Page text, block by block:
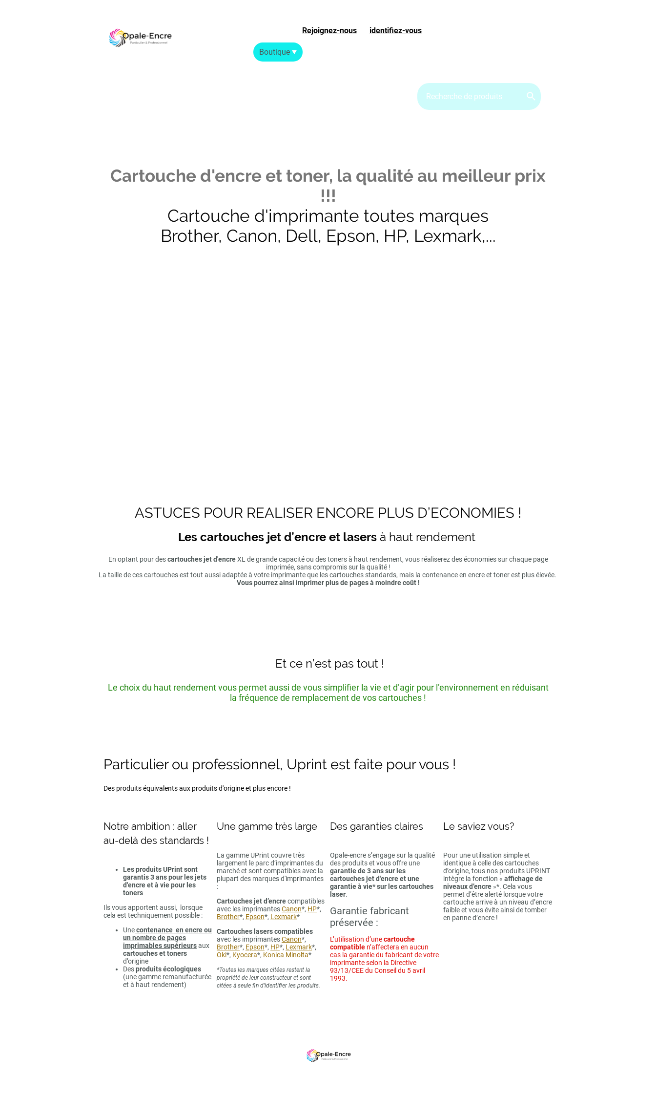
Rejoignez-nousou identifiez-vous
Boutique
Cartouche d'encre et toner, la qualité au meilleur prix
!!!
Cartouche d'imprimante toutes marques
Brother, Canon, Dell, Epson, HP, Lexmark,...
ASTUCES POUR REALISER ENCORE PLUS D’ECONOMIES !
Les cartouches jet d’encre et lasersà haut rendement
En optant pour descartouches jet d'encreXL de grande capacité ou des toners à haut rendement, vous réaliserez des économies sur chaque page
imprimée, sans compromis sur la qualité !
La taille de ces cartouches est tout aussi adaptée à votre imprimante que les cartouches standards, mais la contenance en encre et toner est plus élevée.
Vous pourrez ainsi imprimer plus de pages à moindre coût !
Et ce n’est pas tout !
Le choix du haut rendement vous permet aussi de vous simplifier la vie et d’agir pour l’environnement en réduisant
la fréquence de remplacement de vos cartouches !
Particulier ou professionnel, Uprint est faite pour vous !
Des produits équivalents aux produits d'origine et plus encore !
Notre ambition : aller
au-delà des standards !
Les produits UPrint sont
garantis 3 ans pour les jets
d'encre et à vie pour les
toners
Ils vous apportent aussi, lorsque
cela est techniquement possible :
Unecontenance en encre ou
un nombre de pages
imprimables supérieursaux
cartouches et toners
d’origine
Desproduits écologiques
(une gamme remanufacturée
et à haut rendement)
Une gamme très large
La gamme UPrint couvre très
largement le parc d’imprimantes du
marché et sont compatibles avec la
plupart des marques d'imprimantes
:
Cartouches jet d’encrecompatibles
avec les imprimantesCanon*, HP*,
Brother*, Epson*, Lexmark*
Cartouches lasers compatibles
avec les imprimantesCanon*,
Brother*, Epson*, HP*, Lexmark*,
Oki*, Kyocera*, Konica Minolta*
*Toutes les marques citées restent la
propriété de leur constructeur et sont
citées à seule fin d’identifier les produits.
Des garanties claires
Opale-encre s’engage sur la qualité
des produits et vous offre une
garantie de 3 ans sur les
cartouches jet d'encre et une
garantie à vie* sur les cartouches
laser.
Garantie fabricant
préservée :
L’utilisation d’unecartouche
compatible n’affectera en aucun
cas la garantie du fabricant de votre
imprimante selon la Directive
93/13/CEE du Conseil du 5 avril
1993.
Le saviez vous?
Pour une utilisation simple et
identique à celle des cartouches
d’origine, tous nos produits UPRINT
intègre la fonction « affichage de
niveaux d’encre »*. Cela vous
permet d’être alerté lorsque votre
cartouche arrive à un niveau d’encre
faible et vous évite ainsi de tomber
en panne d’encre !